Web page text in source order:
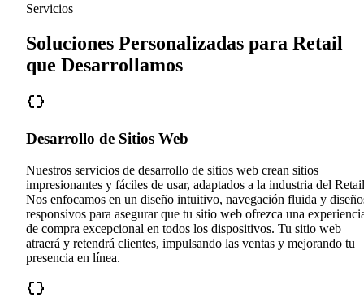
Servicios
Soluciones Personalizadas para Retail
que Desarrollamos
Desarrollo de Sitios Web
Nuestros servicios de desarrollo de sitios web crean sitios
impresionantes y fáciles de usar, adaptados a la industria del
Nos enfocamos en un diseño intuitivo, navegación fluida y
responsivos para asegurar que tu sitio web ofrezca una
de compra excepcional en todos los dispositivos. Tu sitio web
atraerá y retendrá clientes, impulsando las ventas y mejorando tu
presencia en línea.